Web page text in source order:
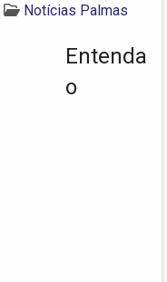
Notícias Palmas
Entenda
o